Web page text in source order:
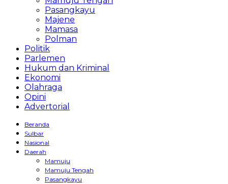
Pasangkayu
Majene
Mamasa
Polman
Politik
Parlemen
Hukum dan Kriminal
Ekonomi
Olahraga
Opini
Advertorial
Beranda
Sulbar
Nasional
Daerah
Mamuju
Mamuju Tengah
Pasangkayu